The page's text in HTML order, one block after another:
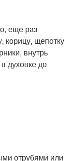
еще раз
корицу, щепотку
внутрь
духовке до
отрубями или